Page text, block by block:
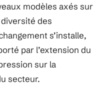
modèles axés sur
des
s’installe,
par l’extension du
sur la
secteur.